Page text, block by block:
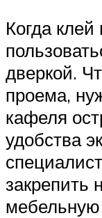
Когда
дверкой.
проема,
кафеля
удобства
закрепить
мебельную